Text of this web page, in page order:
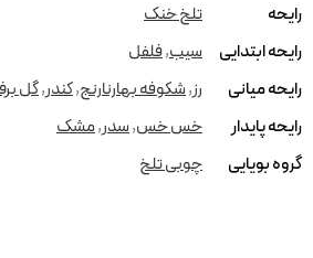
رایحه
تلخ خنک
رایحه ابتدایی
سیب,فلفل
رایحه میانی
رز,شکوفه بهارنارنج,کندر,گل
رایحه پایدار
خس خس,سدر,مشک
گروه بویایی
چوبی تلخ